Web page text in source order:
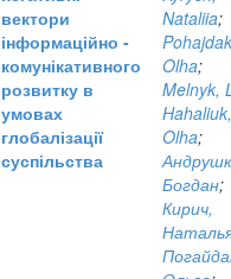
вектори
інформаційно -
комунікативного
розвитку в
умовах
глобалізації
суспільства
Nataliia;
Olha;
Melnyk,
Hahaliuk,
Olha;
Богдан;
Кирич,